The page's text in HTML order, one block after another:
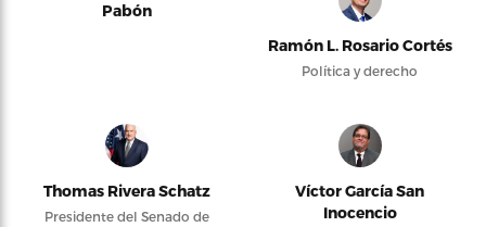
Pabón
Ramón L. Rosario Cortés
Política y derecho
Thomas Rivera Schatz
Presidente del Senado de
Víctor García San
Inocencio